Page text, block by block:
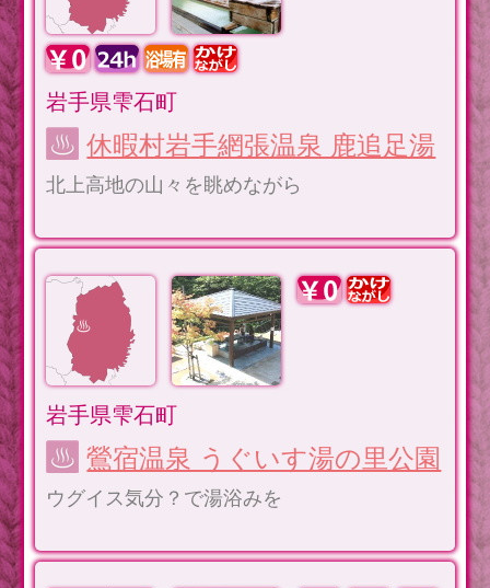
岩手県雫石町
休暇村岩手網張温泉 鹿追足湯
北上高地の山々を眺めながら
岩手県雫石町
鶯宿温泉 うぐいす湯の里公園
ウグイス気分？で湯浴みを